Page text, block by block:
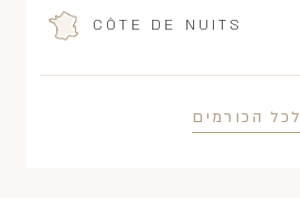
CÔTE DE NUITS
לכל הכורמים